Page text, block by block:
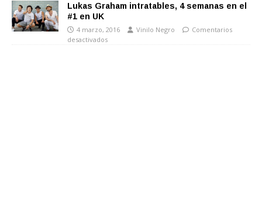
Lukas Graham intratables, 4 semanas en el
#1 en UK
4 marzo, 2016 Vinilo Negro
Comentarios
desactivados